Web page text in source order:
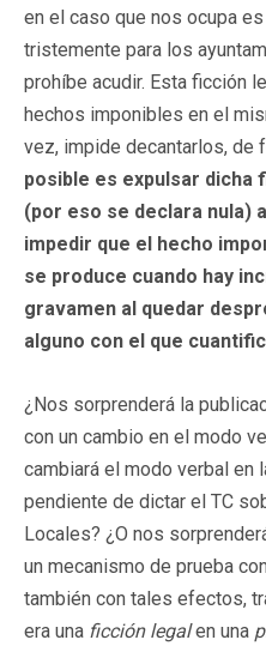
en el caso que nos ocupa
tristemente para los
prohíbe acudir. Esta ficción
hechos imponibles en el
vez, impide decantarlos, de
posible es expulsar dicha
(por eso se declara nula)
impedir que el hecho
se produce cuando hay
gravamen al quedar
alguno con el que
¿Nos sorprenderá la
con un cambio en el modo
cambiará el modo verbal en
pendiente de dictar el TC
Locales? ¿O nos
un mecanismo de prueba
también con tales efectos,
era una ficción legalen una